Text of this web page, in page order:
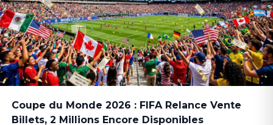
Coupe du Monde 2026 : FIFA Relance Vente
Billets, 2 Millions Encore Disponibles